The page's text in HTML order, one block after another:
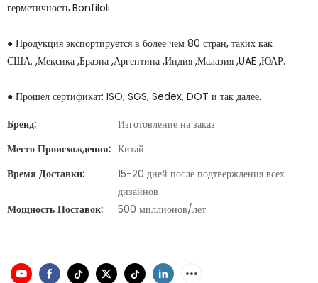
герметичность Bonfiloli.
● Продукция экспортируется в более чем 80 стран, таких как
США. ,Мексика ,Бразиа ,Аргентина ,Индия ,Малазия ,UAE ,ЮАР.
● Прошел сертификат: ISO, SGS, Sedex, DOT и так далее.
Бренд:
Изготовление на заказ
Место Происхождения: Китай
Время Доставки:
15-20 дней после подтверждения всех
дизайнов
Мощность Поставок:
500 миллионов/лет